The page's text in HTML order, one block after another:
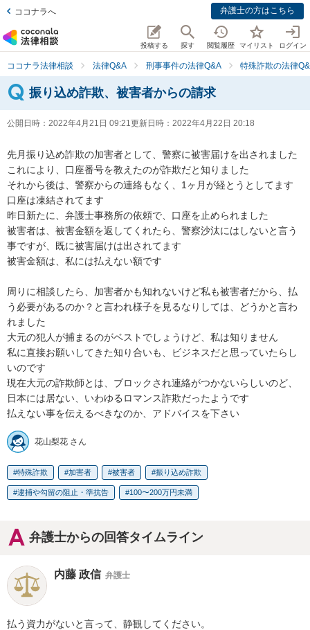
ココナラへ 弁護士の方はこちら
投稿する 探す 閲覧履歴 マイリスト ログイン
ココナラ法律相談 法律Q&A 刑事事件の法律Q&A 特殊詐欺の法律
振り込め詐欺、被害者からの請求
公開日時： 2022年4月21日 09:21更新日時： 2022年4月22日 20:18
先月振り込め詐欺の加害者として、警察に被害届けを出されました
これにより、口座番号を教えたのが詐欺だと知りました
それから後は、警察からの連絡もなく、1ヶ月が経とうとしてます
口座は凍結されてます
昨日新たに、弁護士事務所の依頼で、口座を止められました
被害者は、被害金額を返してくれたら、警察沙汰にはしないと言う
事ですが、既に被害届けは出されてます
被害金額は、私には払えない額です
周りに相談したら、加害者かも知れないけど私も被害者だから、払
う必要があるのか？と言われ様子を見るなりしては、どうかと言わ
れました
大元の犯人が捕まるのがベストでしょうけど、私は知りません
私に直接お願いしてきた知り合いも、ビジネスだと思っていたらし
いのです
現在大元の詐欺師とは、ブロックされ連絡がつかないらしいのど、
日本には居ない、いわゆるロマンス詐欺だったようです
払えない事を伝えるべきなのか、アドバイスを下さい
花山梨花 さん
特殊詐欺 加害者 被害者 振り込め詐欺
逮捕や勾留の阻止・準抗告 100〜200万円未満
弁護士からの回答タイムライン
内藤 政信 弁護士
払う資力がないと言って、静観してください。